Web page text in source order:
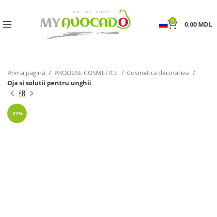
0 0.00 MDL
Prima pagină PRODUSE COSMETICE
Cosmetica decorativa
Oja si solutii pentru unghii
-27%